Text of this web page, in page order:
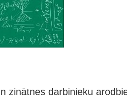
zinātnes darbinieku